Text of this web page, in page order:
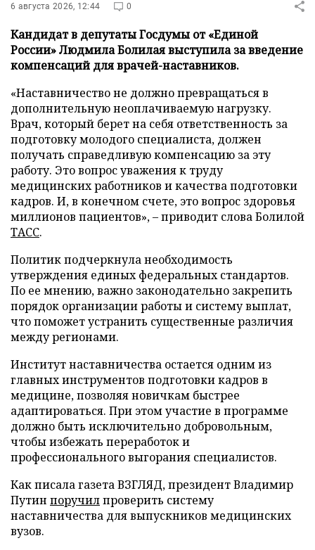
6 августа 2026, 12:44 0
Кандидат в депутаты Госдумы от «Единой
России» Людмила Болилая выступила за введение
компенсаций для врачей-наставников.
«Наставничество не должно превращаться в
дополнительную неоплачиваемую нагрузку.
Врач, который берет на себя ответственность за
подготовку молодого специалиста, должен
получать справедливую компенсацию за эту
работу. Это вопрос уважения к труду
медицинских работников и качества подготовки
кадров. И, в конечном счете, это вопрос здоровья
миллионов пациентов», – приводит слова Болилой
ТАСС.
Политик подчеркнула необходимость
утверждения единых федеральных стандартов.
По ее мнению, важно законодательно закрепить
порядок организации работы и систему выплат,
что поможет устранить существенные различия
между регионами.
Институт наставничества остается одним из
главных инструментов подготовки кадров в
медицине, позволяя новичкам быстрее
адаптироваться. При этом участие в программе
должно быть исключительно добровольным,
чтобы избежать переработок и
профессионального выгорания специалистов.
Как писала газета ВЗГЛЯД, президент Владимир
Путин поручилпроверить систему
наставничества для выпускников медицинских
вузов.